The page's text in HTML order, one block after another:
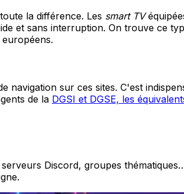
la différence. Les smart TV
et sans interruption. On trouve ce
navigation sur ces sites. C'est
de la DGSI et DGSE, les
Discord, groupes